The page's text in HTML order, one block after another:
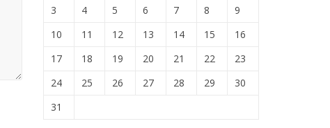
3
4 5 6 7 8
9
10
11 12 13 14 15
16
17
18 19 20 21 22
23
24
25 26 27 28 29
30
31